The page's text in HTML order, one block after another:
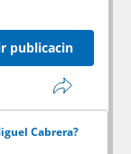
crypto (BTC
and
publicacin
Cabrera?